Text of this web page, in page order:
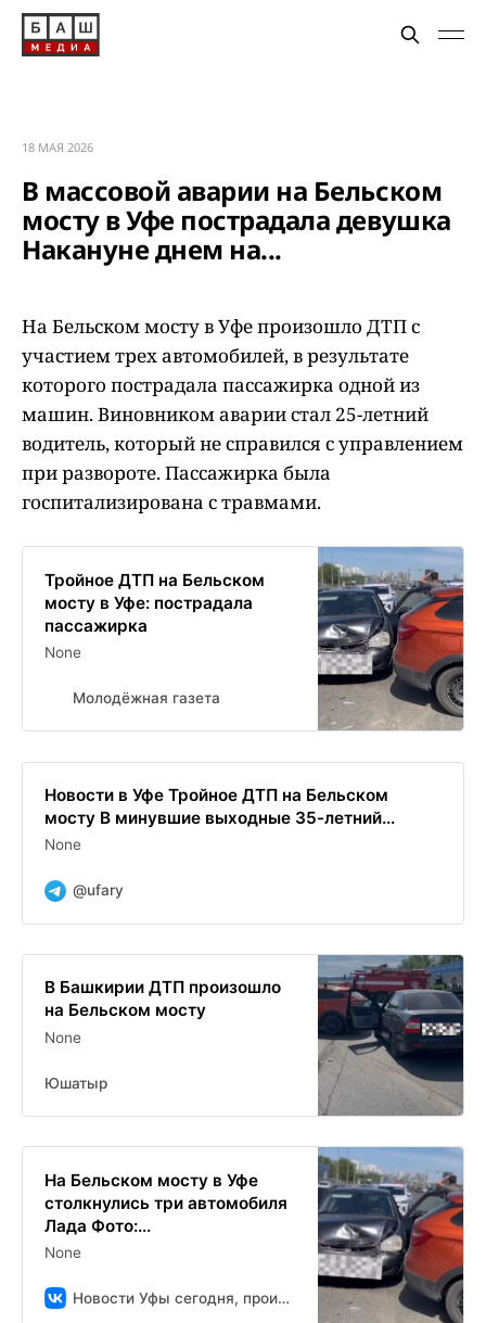
18 МАЯ 2026
В массовой аварии на Бельском
мосту в Уфе пострадала девушка
Накануне днем на...
На Бельском мосту в Уфе произошло ДТП с
участием трех автомобилей, в результате
которого пострадала пассажирка одной из
машин. Виновником аварии стал 25-летний
водитель, который не справился с управлением
при развороте. Пассажирка была
госпитализирована с травмами.
Тройное ДТП на Бельском
мосту в Уфе: пострадала
пассажирка
None
Молодёжная газета
Новости в Уфе Тройное ДТП на Бельском
мосту В минувшие выходные 35-летний...
None
@ufary
В Башкирии ДТП произошло
на Бельском мосту
None
Юшатыр
На Бельском мосту в Уфе
столкнулись три автомобиля
Лада Фото:...
None
Новости Уфы сегодня, происшествия, ЧП и ДТП